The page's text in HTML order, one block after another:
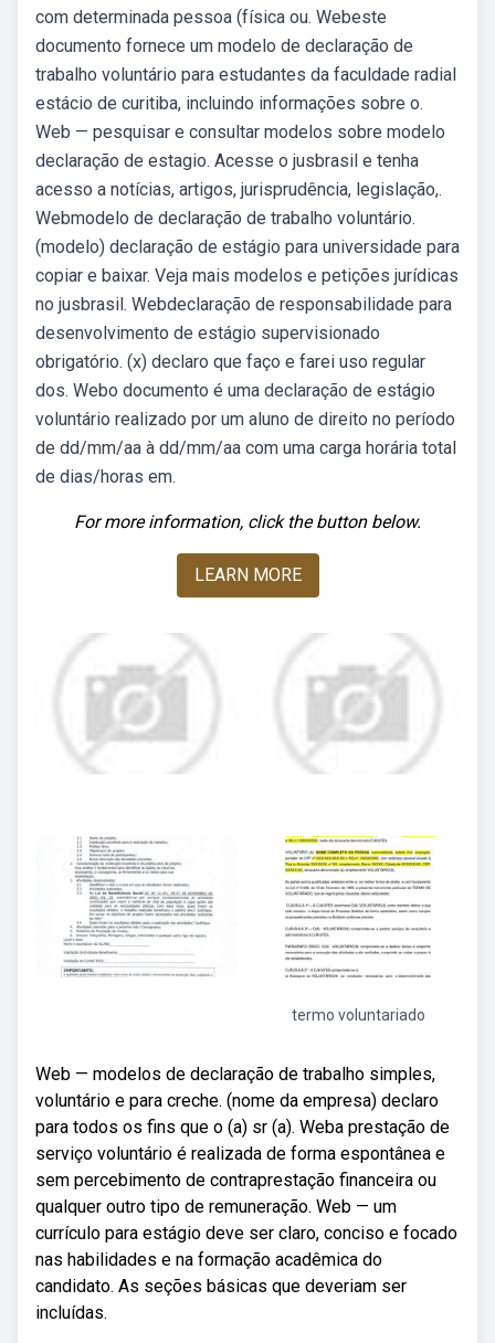
com determinada pessoa (física ou. Webeste
documento fornece um modelo de declaração de
trabalho voluntário para estudantes da faculdade radial
estácio de curitiba, incluindo informações sobre o.
Web — pesquisar e consultar modelos sobre modelo
declaração de estagio. Acesse o jusbrasil e tenha
acesso a notícias, artigos, jurisprudência, legislação,.
Webmodelo de declaração de trabalho voluntário.
(modelo) declaração de estágio para universidade para
copiar e baixar. Veja mais modelos e petições jurídicas
no jusbrasil. Webdeclaração de responsabilidade para
desenvolvimento de estágio supervisionado
obrigatório. (x) declaro que faço e farei uso regular
dos. Webo documento é uma declaração de estágio
voluntário realizado por um aluno de direito no período
de dd/mm/aa à dd/mm/aa com uma carga horária total
de dias/horas em.
For more information, click the button below.
LEARN MORE
termo voluntariado
Web — modelos de declaração de trabalho simples,
voluntário e para creche. (nome da empresa) declaro
para todos os fins que o (a) sr (a). Weba prestação de
serviço voluntário é realizada de forma espontânea e
sem percebimento de contraprestação financeira ou
qualquer outro tipo de remuneração. Web — um
currículo para estágio deve ser claro, conciso e focado
nas habilidades e na formação acadêmica do
candidato. As seções básicas que deveriam ser
incluídas.